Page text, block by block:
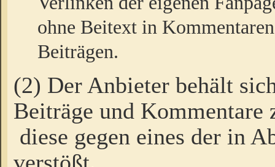
ohne Beitext in
Beiträgen.
(2) Der Anbieter behält
Beiträge und Kommentare
diese gegen eines der in